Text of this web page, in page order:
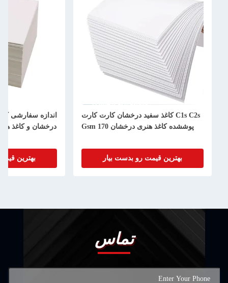
C1s C2s کاغذ سفید درخشان کارت کارت
پوششده کاغذ هنری درخشان 170 Gsm
بهترین قیمت رو بدست بیار
اندازه سفارشی
درخشان و کاغذ
بهترین
تماس